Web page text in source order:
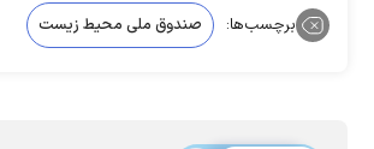
برچسب‌ها: صندوق ملی محیط زیست